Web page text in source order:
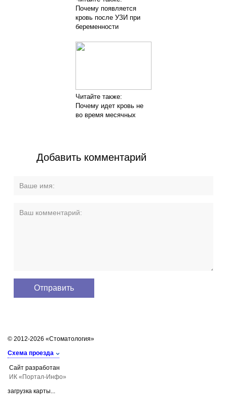
Почему появляется
кровь после УЗИ при
беременности
Читайте также:
Почему идет кровь не
во время месячных
Добавить комментарий
© 2012-2026 «Стоматология»
Схема проезда
Сайт разработан
ИК «Портал-Инфо»
загрузка карты...